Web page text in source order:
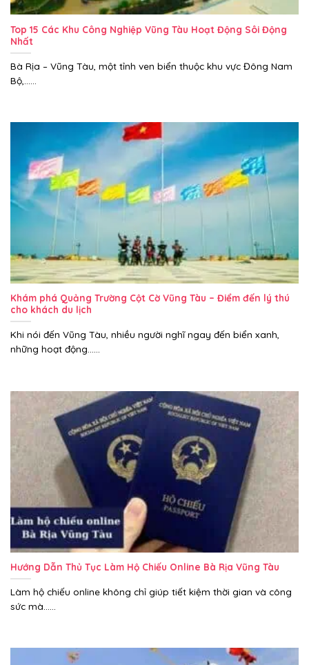
Top 15 Các Khu Công Nghiệp Vũng Tàu Hoạt Động Sôi Động
Nhất
Bà Rịa – Vũng Tàu, một tỉnh ven biển thuộc khu vực Đông Nam
Bộ,......
Khám phá Quảng Trường Cột Cờ Vũng Tàu – Điểm đến lý thú
cho khách du lịch
Khi nói đến Vũng Tàu, nhiều người nghĩ ngay đến biển xanh,
những hoạt động......
Hướng Dẫn Thủ Tục Làm Hộ Chiếu Online Bà Rịa Vũng Tàu
Làm hộ chiếu online không chỉ giúp tiết kiệm thời gian và công
sức mà......